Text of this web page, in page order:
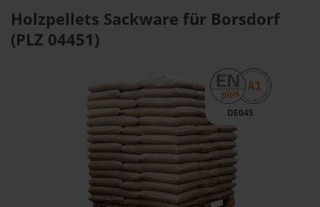
Holzpellets Sackware für Borsdorf
(PLZ 04451)
DE045